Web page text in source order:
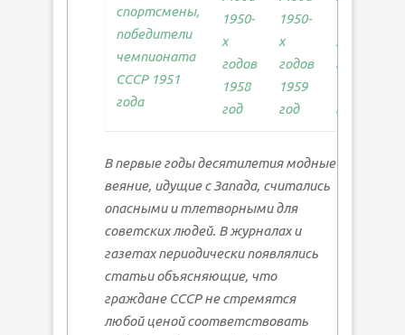
В первые годы десятилетия модные
веяние, идущие с Запада, считались
опасными и тлетворными для
советских людей. В журналах и
газетах периодически появлялись
статьи объясняющие, что
граждане СССР не стремятся
любой ценой соответствовать